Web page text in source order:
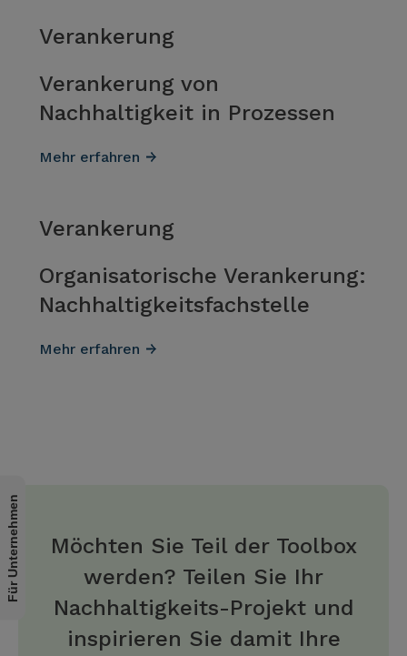
Verankerung
Verankerung von
Nachhaltigkeit in Prozessen
Mehr erfahren
Verankerung
Organisatorische Verankerung:
Nachhaltig­keits­fachstelle
Mehr erfahren
Möchten Sie Teil der Toolbox
werden? Teilen Sie Ihr
Nachhaltigkeits-Projekt und
inspirieren Sie damit Ihre
Für Unternehmen